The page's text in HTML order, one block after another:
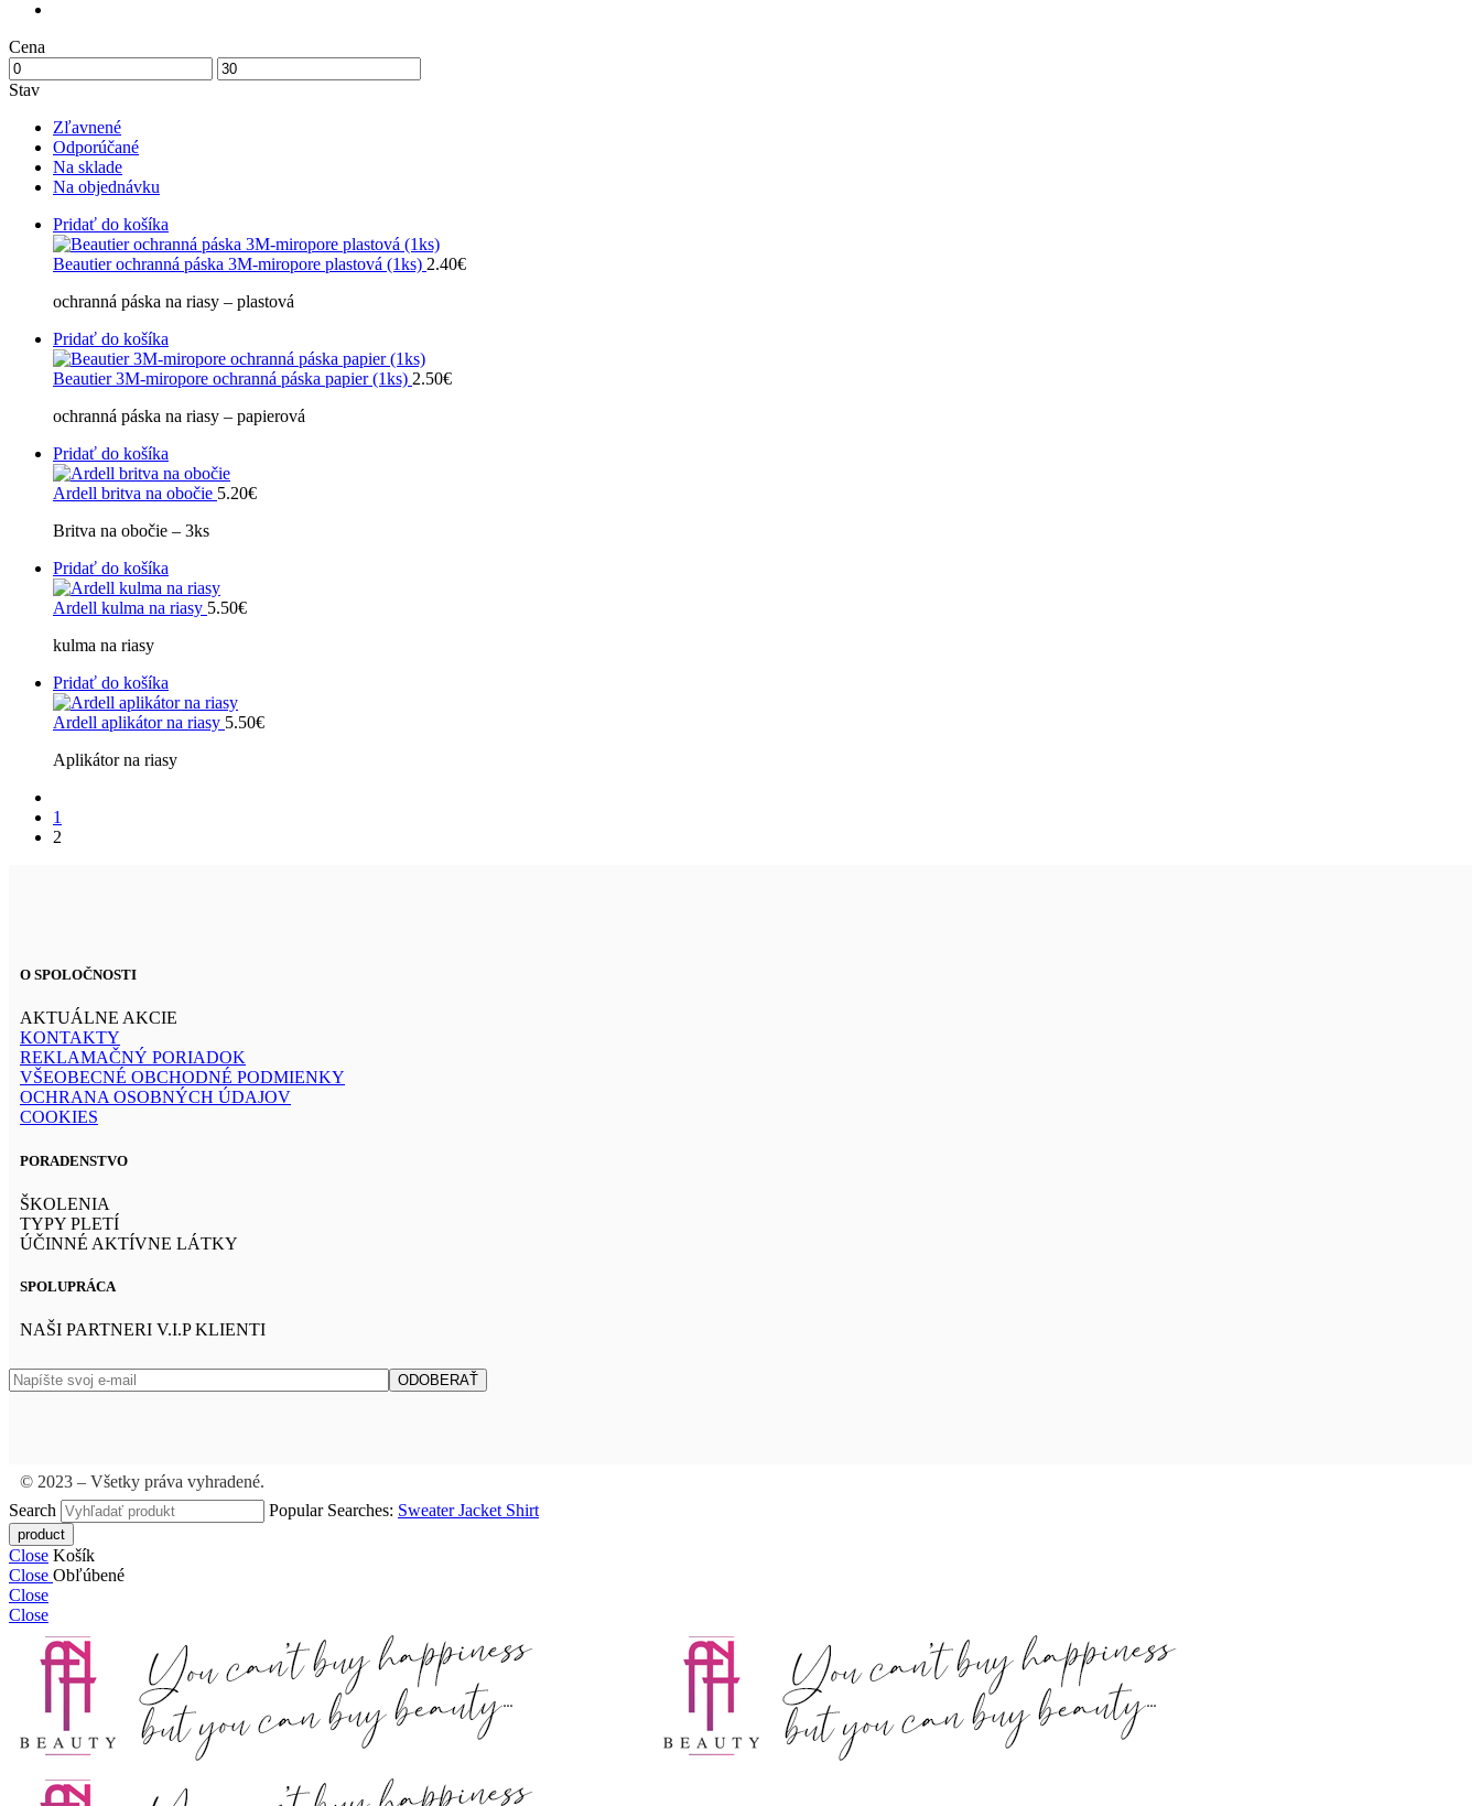
Cena
Stav
Zľavnené
Odporúčané
Na sklade
Na objednávku
Pridať do košíka
Beautier ochranná páska 3M-miropore plastová (1ks) 2.40€
ochranná páska na riasy – plastová
Pridať do košíka
Beautier 3M-miropore ochranná páska papier (1ks) 2.50€
ochranná páska na riasy – papierová
Pridať do košíka
Ardell britva na obočie 5.20€
Britva na obočie – 3ks
Pridať do košíka
Ardell kulma na riasy 5.50€
kulma na riasy
Pridať do košíka
Ardell aplikátor na riasy 5.50€
Aplikátor na riasy
1
2
O SPOLOČNOSTI
AKTUÁLNE AKCIE
KONTAKTY
REKLAMAČNÝ PORIADOK
VŠEOBECNÉ OBCHODNÉ PODMIENKY
OCHRANA OSOBNÝCH ÚDAJOV
COOKIES
PORADENSTVO
ŠKOLENIA
TYPY PLETÍ
ÚČINNÉ AKTÍVNE LÁTKY
SPOLUPRÁCA
NAŠI PARTNERI V.I.P KLIENTI
© 2023 – Všetky práva vyhradené.
Search
Popular Searches: SweaterJacket Shirt
Close Košík
Close Obľúbené
Close
Close